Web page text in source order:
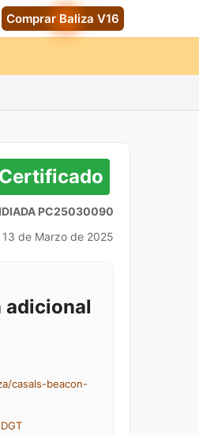
Comprar Baliza V16
Certificado
IDIADA PC25030090
13 de Marzo de 2025
adicional
casals-beacon-